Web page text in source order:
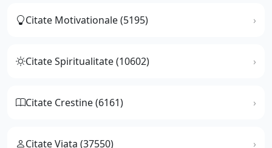
Citate Motivationale (5195)
Citate Spiritualitate (10602)
Citate Crestine (6161)
Citate Viata (37550)